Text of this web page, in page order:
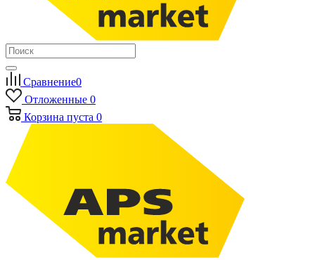
Сравнение0
Отложенные 0
Корзина пуста 0